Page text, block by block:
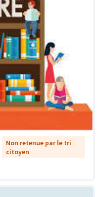
Non retenue par le tri
citoyen